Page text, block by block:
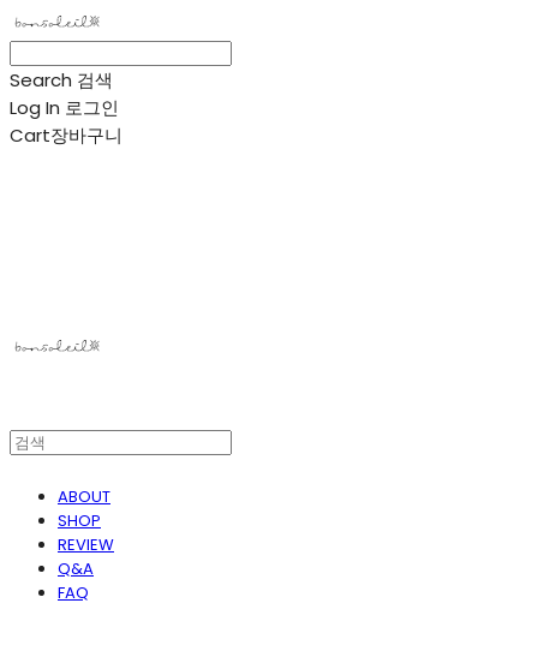
Search 검색
Log In 로그인
Cart장바구니
ABOUT
SHOP
REVIEW
Q&A
FAQ